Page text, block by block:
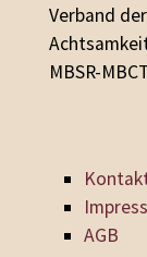
Verband der
MBSR-MBCT
AGB